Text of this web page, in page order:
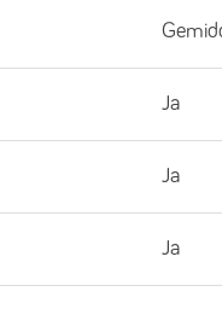
Ja
Ja
Ja